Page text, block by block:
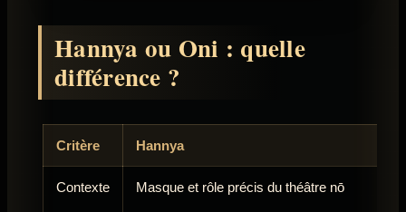
Hannya ou Oni : quelle
différence ?
Critère Hannya
Contexte Masque et rôle précis du théâtre nō